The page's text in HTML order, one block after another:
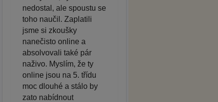
nedostal, ale spoustu se
toho naučil. Zaplatili
jsme si zkoušky
nanečisto online a
absolvovali také pár
naživo. Myslím, že ty
online jsou na 5. třídu
moc dlouhé a stálo by
zato nabídnout